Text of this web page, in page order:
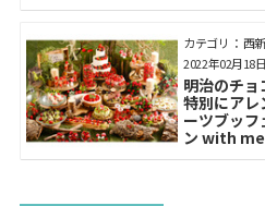
カテゴリ： 西
明治のチ
特別にアレ
ーツブッフ
ン with
いちご～
2022年02月18